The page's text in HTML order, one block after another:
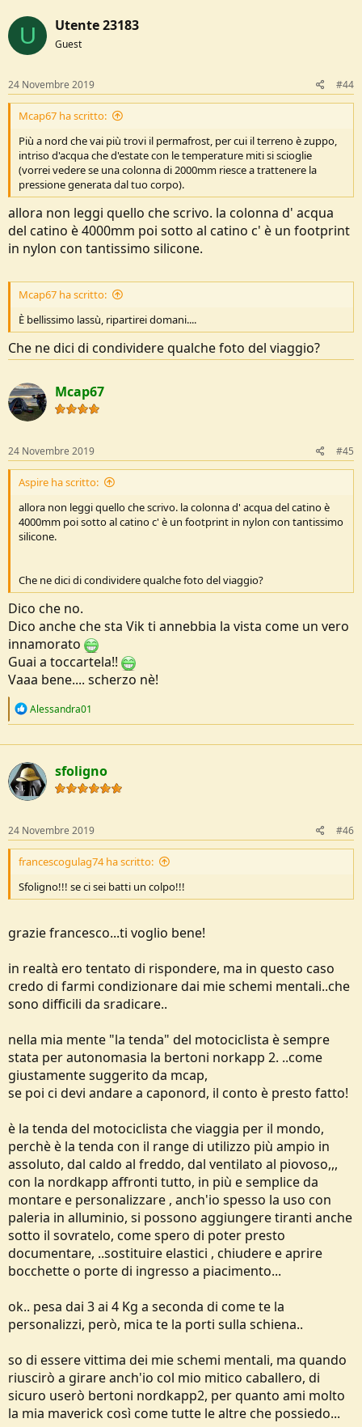
c
i
o
s
:
U Utente 23183
Guest
24 Novembre 2019 #44
Mcap67 ha scritto:
Più a nord che vai più trovi il permafrost, per cui il terreno è zuppo,
intriso d'acqua che d'estate con le temperature miti si scioglie
(vorrei vedere se una colonna di 2000mm riesce a trattenere la
pressione generata dal tuo corpo).
allora non leggi quello che scrivo. la colonna d' acqua
del catino è 4000mm poi sotto al catino c' è un footprint
in nylon con tantissimo silicone.
Mcap67 ha scritto:
È bellissimo lassù, ripartirei domani....
Che ne dici di condividere qualche foto del viaggio?
Mcap67
24 Novembre 2019 #45
Aspire ha scritto:
allora non leggi quello che scrivo. la colonna d' acqua del catino è
4000mm poi sotto al catino c' è un footprint in nylon con tantissimo
silicone.
Che ne dici di condividere qualche foto del viaggio?
Dico che no.
Dico anche che sta Vik ti annebbia la vista come un vero
innamorato
Guai a toccartela!!
Vaaa bene.... scherzo nè!
R
c
t
i
o
n
Alessandra01
sfoligno
24 Novembre 2019 #46
francescogulag74 ha scritto:
Sfoligno!!! se ci sei batti un colpo!!!
grazie francesco...ti voglio bene!
in realtà ero tentato di rispondere, ma in questo caso
credo di farmi condizionare dai mie schemi mentali..che
sono difficili da sradicare..
nella mia mente "la tenda" del motociclista è sempre
stata per autonomasia la bertoni norkapp 2. ..come
giustamente suggerito da mcap,
se poi ci devi andare a caponord, il conto è presto fatto!
è la tenda del motociclista che viaggia per il mondo,
perchè è la tenda con il range di utilizzo più ampio in
assoluto, dal caldo al freddo, dal ventilato al piovoso,,,
con la nordkapp affronti tutto, in più e semplice da
montare e personalizzare , anch'io spesso la uso con
paleria in alluminio, si possono aggiungere tiranti anche
sotto il sovratelo, come spero di poter presto
documentare, ..sostituire elastici , chiudere e aprire
bocchette o porte di ingresso a piacimento...
ok.. pesa dai 3 ai 4 Kg a seconda di come te la
personalizzi, però, mica te la porti sulla schiena..
so di essere vittima dei mie schemi mentali, ma quando
riuscirò a girare anch'io col mio mitico caballero, di
sicuro userò bertoni nordkapp2, per quanto ami molto
la mia maverick così come tutte le altre che possiedo...